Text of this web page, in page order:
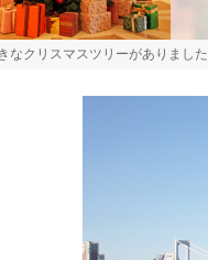
なクリスマスツリーがありました